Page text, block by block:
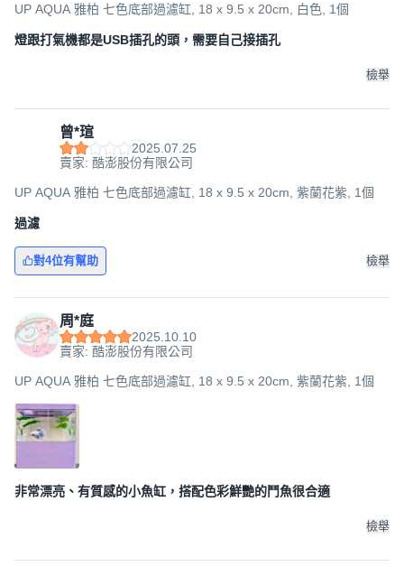
UP AQUA 雅柏 七色底部過濾缸, 18 x 9.5 x 20cm, 白色, 1個
燈跟打氣機都是USB插孔的頭，需要自己接插孔
檢舉
曾*瑄
2025.07.25
賣家: 酷澎股份有限公司
UP AQUA 雅柏 七色底部過濾缸, 18 x 9.5 x 20cm, 紫蘭花紫, 1個
過濾
對4位有幫助 檢舉
周*庭
2025.10.10
賣家: 酷澎股份有限公司
UP AQUA 雅柏 七色底部過濾缸, 18 x 9.5 x 20cm, 紫蘭花紫, 1個
非常漂亮、有質感的小魚缸，搭配色彩鮮艷的鬥魚很合適
檢舉